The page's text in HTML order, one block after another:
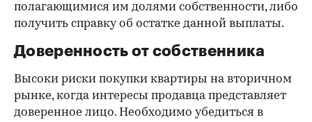
полагающимися им долями собственности, либо
получить справку об остатке данной выплаты.
Доверенность от собственника
Высоки риски покупки квартиры на вторичном
рынке, когда интересы продавца представляет
доверенное лицо. Необходимо убедиться в